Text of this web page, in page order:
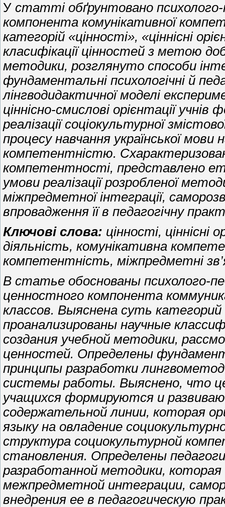
У статті обґрунтовано психолого-
компонента комунікативної
категорій «цінності», «ціннісні
класифікації цінностей з метою
методики, розглянуто способи
фундаментальні психологічні й
лінгводидактичної моделі
ціннісно-смислові орієнтації
реалізації соціокультурної
процесу навчання української
компетентністю.
компетентності, представлено
умови реалізації розробленої
міжпредметної інтеграції,
впровадження її в педагогічну
Ключові слова: цінності, ціннісні
діяльність, комунікативна
компетентність, міжпредметні
В статье обоснованы психолого-
ценностного компонента
классов. Выяснена суть
проанализированы научные
создания учебной методики,
ценностей. Определены
принципы разработки
системы работы. Выяснено, что
учащихся формируются и
содержательной линии, которая
языку на овладение
структура социокультурной
становления. Определены
разработанной методики,
межпредметной интеграции,
внедрения ее в педагогическую